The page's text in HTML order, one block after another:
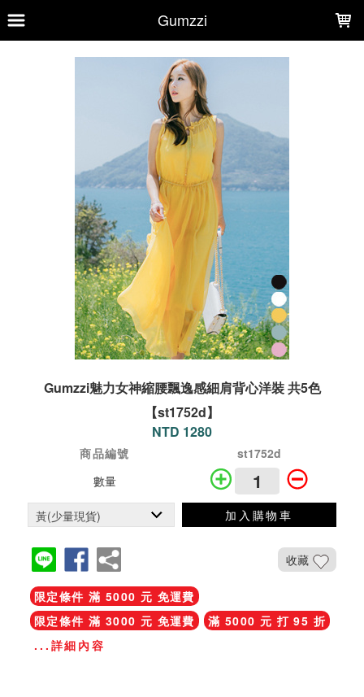
Gumzzi
Gumzzi魅力女神縮腰飄逸感細肩背心洋裝 共5色
【st1752d】
NTD 1280
商品編號
st1752d
數量
加入購物車
收藏
限定條件 滿 5000 元 免運費
限定條件 滿 3000 元 免運費
滿 5000 元 打 95 折
...詳細內容